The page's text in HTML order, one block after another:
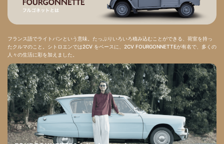
フランス語でライトバンという意味。たっぷりいろいろ積み込むことができる、荷室を持っ
たクルマのこと。シトロエンでは2CV をベースに、2CV FOURGONNETTEが有名で、多くの
人々の生活に彩を加えました。